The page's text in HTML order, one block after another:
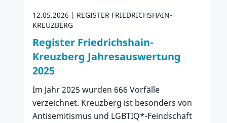
12.05.2026
REGISTER FRIEDRICHSHAIN-
KREUZBERG
Register Friedrichshain-
Kreuzberg Jahresauswertung
2025
Im Jahr 2025 wurden 666 Vorfälle
verzeichnet. Kreuzberg ist besonders von
Antisemitismus und LGBTIQ*-Feindschaft